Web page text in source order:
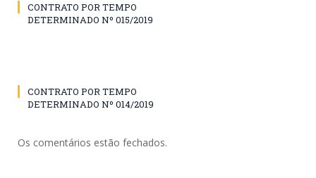
CONTRATO POR TEMPO
DETERMINADO Nº 015/2019
CONTRATO POR TEMPO
DETERMINADO Nº 014/2019
Os comentários estão fechados.